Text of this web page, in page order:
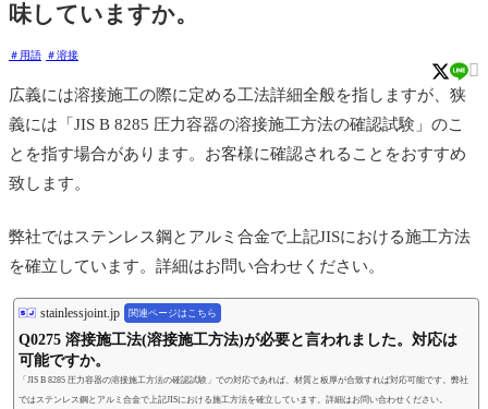
味していますか。
用語 溶接

広義には溶接施工の際に定める工法詳細全般を指しますが、狭
義には「JIS B 8285 圧力容器の溶接施工方法の確認試験」のこ
とを指す場合があります。お客様に確認されることをおすすめ
致します。
弊社ではステンレス鋼とアルミ合金で上記JISにおける施工方法
を確立しています。詳細はお問い合わせください。
stainlessjoint.jp 関連ページはこちら
Q0275 溶接施工法(溶接施工方法)が必要と言われました。対応は
可能ですか。
「JIS B 8285 圧力容器の溶接施工方法の確認試験」での対応であれば、材質と板厚が合致すれば対応可能です。弊社
ではステンレス鋼とアルミ合金で上記JISにおける施工方法を確立しています。詳細はお問い合わせください。